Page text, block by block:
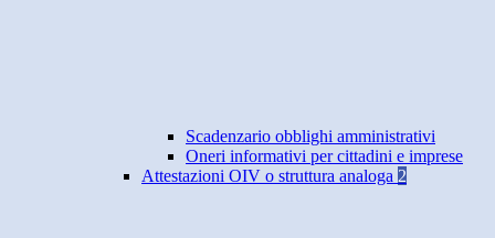
Scadenzario obblighi amministrativi
Oneri informativi per cittadini e imprese
Attestazioni OIV o struttura analoga 2